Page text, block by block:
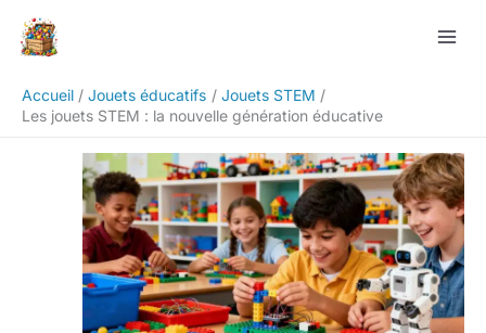
Accueil
Jouets éducatifs
Jouets STEM
Les jouets STEM : la nouvelle génération éducative
Rechercher